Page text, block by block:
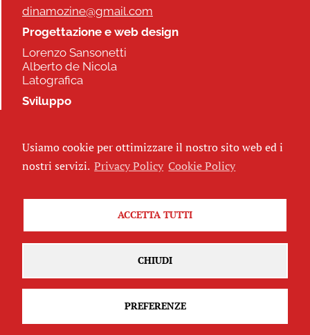
dinamozine@gmail.com
Progettazione e web design
Lorenzo Sansonetti
Alberto de Nicola
Latografica
Sviluppo
Seguici
Attribuzione - Non commerciale - Non opere derivate 2.5 Italia
Usiamo cookie per ottimizzare il nostro sito web ed i
nostri servizi. Privacy Policy Cookie Policy
ACCETTA TUTTI
CHIUDI
PREFERENZE